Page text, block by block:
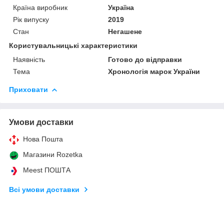
Країна виробник
Україна
Рік випуску
2019
Стан
Негашене
Користувальницькі характеристики
Наявність
Готово до відправки
Тема
Хронологія марок України
Приховати
Умови доставки
Нова Пошта
Магазини Rozetka
Meest ПОШТА
Всі умови доставки